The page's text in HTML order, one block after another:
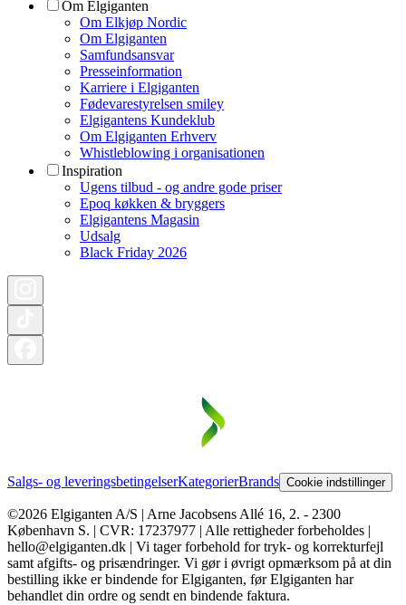
Om Elgiganten
Om Elkjøp Nordic
Om Elgiganten
Samfundsansvar
Presseinformation
Karriere i Elgiganten
Fødevarestyrelsen smiley
Elgigantens Kundeklub
Om Elgiganten Erhverv
Whistleblowing i organisationen
Inspiration
Ugens tilbud - og andre gode priser
Epoq køkken & bryggers
Elgigantens Magasin
Udsalg
Black Friday 2026
Salgs- og leveringsbetingelserKategorierBrands Cookie indstillinger
©2026 Elgiganten A/S | Arne Jacobsens Allé 16, 2. - 2300
København S. | CVR: 17237977 | Alle rettigheder forbeholdes |
hello@elgiganten.dk | Vi tager forbehold for tryk- og korrekturfejl
samt afgifts- og prisændringer. Vi gør i øvrigt opmærksom på at din
bestilling ikke er bindende for Elgiganten, før Elgiganten har
behandlet din ordre og sendt en bindende faktura.